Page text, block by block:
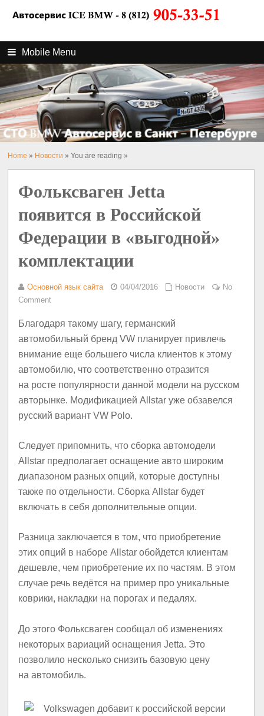
Mobile Menu
Home » Новости » You are reading »
Фольксваген Jetta
появится в Российской
Федерации в «выгодной»
комплектации
Основной язык сайта 04/04/2016 Новости
No
Comment
Благодаря такому шагу, германский
автомобильный бренд VW планирует привлечь
внимание еще большего числа клиентов к этому
автомобилю, что соответственно отразится
на росте популярности данной модели на русском
авторынке. Модификацией Allstar уже обзавелся
русский вариант VW Polo.
Следует припомнить, что сборка автомодели
Allstar предполагает оснащение авто широким
диапазоном разных опций, которые доступны
также по отдельности. Сборка Allstar будет
включать в себя дополнительные опции.
Разница заключается в том, что приобретение
этих опций в наборе Allstar обойдется клиентам
дешевле, чем приобретение их по частям. В этом
случае речь ведётся на пример про уникальные
коврики, накладки на порогах и педалях.
До этого Фольксваген сообщал об изменениях
некоторых вариаций оснащения Jetta. Это
позволило несколько снизить базовую цену
на автомобиль.